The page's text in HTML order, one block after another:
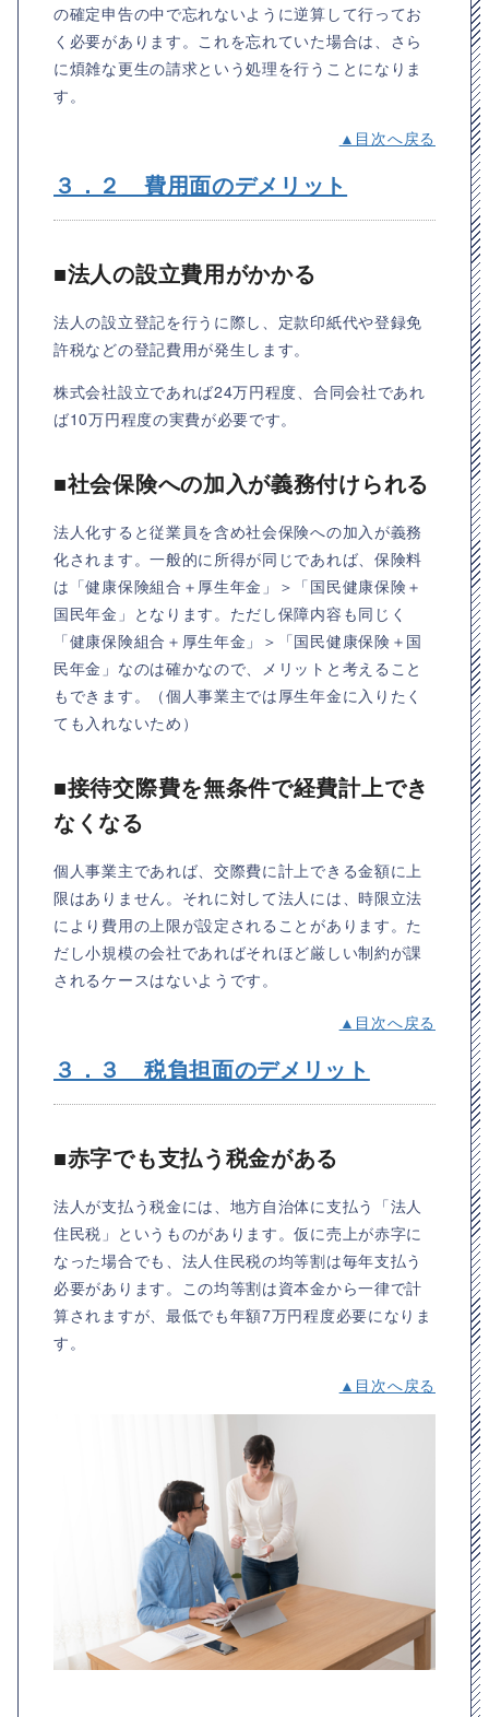
の確定申告の中で忘れないように逆算して行ってお
く必要があります。これを忘れていた場合は、さら
に煩雑な更生の請求という処理を行うことになりま
す。
▲目次へ戻る
３．２ 費用面のデメリット
■法人の設立費用がかかる
法人の設立登記を行うに際し、定款印紙代や登録免
許税などの登記費用が発生します。
株式会社設立であれば24万円程度、合同会社であれ
ば10万円程度の実費が必要です。
■社会保険への加入が義務付けられる
法人化すると従業員を含め社会保険への加入が義務
化されます。一般的に所得が同じであれば、保険料
は「健康保険組合＋厚生年金」＞「国民健康保険＋
国民年金」となります。ただし保障内容も同じく
「健康保険組合＋厚生年金」＞「国民健康保険＋国
民年金」なのは確かなので、メリットと考えること
もできます。（個人事業主では厚生年金に入りたく
ても入れないため）
■接待交際費を無条件で経費計上でき
なくなる
個人事業主であれば、交際費に計上できる金額に上
限はありません。それに対して法人には、時限立法
により費用の上限が設定されることがあります。た
だし小規模の会社であればそれほど厳しい制約が課
されるケースはないようです。
▲目次へ戻る
３．３ 税負担面のデメリット
■赤字でも支払う税金がある
法人が支払う税金には、地方自治体に支払う「法人
住民税」というものがあります。仮に売上が赤字に
なった場合でも、法人住民税の均等割は毎年支払う
必要があります。この均等割は資本金から一律で計
算されますが、最低でも年額7万円程度必要になりま
す。
▲目次へ戻る